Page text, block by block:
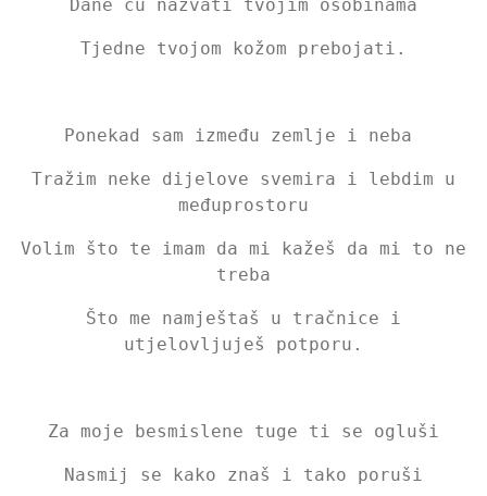
Dane ću nazvati tvojim osobinama
Tjedne tvojom kožom prebojati.
Ponekad sam između zemlje i neba
Tražim neke dijelove svemira i lebdim u
međuprostoru
Volim što te imam da mi kažeš da mi to ne
treba
Što me namještaš u tračnice i
utjelovljuješ potporu.
Za moje besmislene tuge ti se ogluši
Nasmij se kako znaš i tako poruši